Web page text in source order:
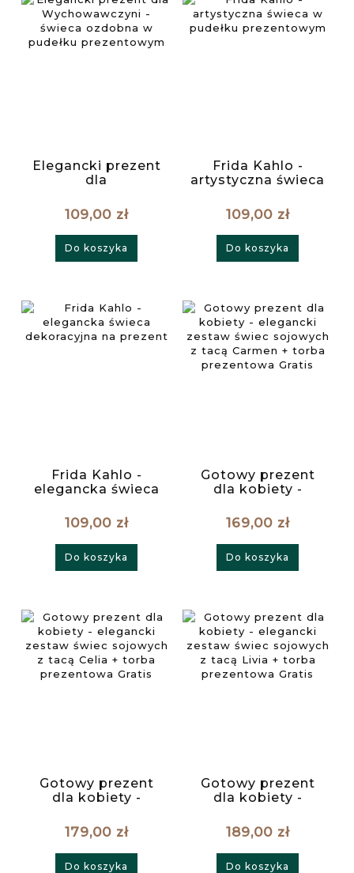
Elegancki prezent
dla
świeca ozdobna w
pudełku
prezentowym
109,00 zł
Do koszyka
Frida Kahlo -
artystyczna świeca
prezentowym
109,00 zł
Do koszyka
Frida Kahlo -
elegancka świeca
prezent
109,00 zł
Do koszyka
Gotowy prezent
dla kobiety -
świec sojowych z
tacą Carmen +
torba prezentowa
Gratis
169,00 zł
Do koszyka
Gotowy prezent
dla kobiety -
świec sojowych z
tacą Celia + torba
prezentowa Gratis
179,00 zł
Do koszyka
Gotowy prezent
dla kobiety -
świec sojowych z
tacą Livia + torba
prezentowa Gratis
189,00 zł
Do koszyka